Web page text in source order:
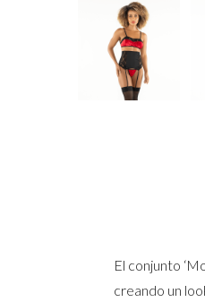
El conjunto
creando un